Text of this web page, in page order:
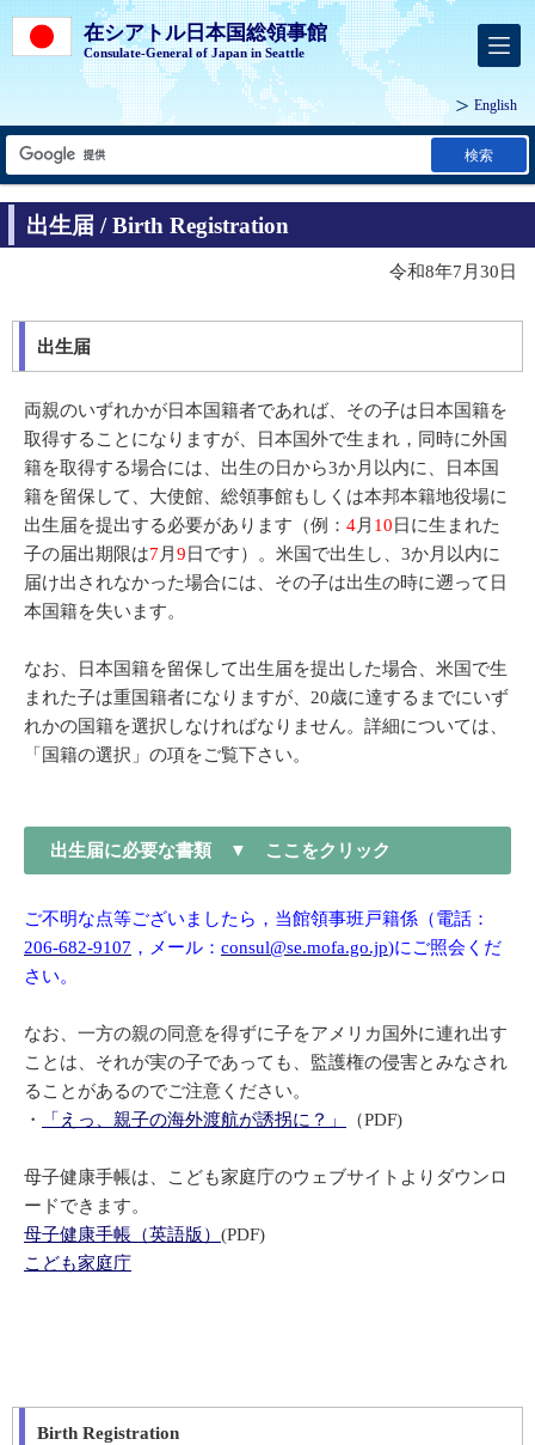
在シアトル日本国総領事館
Consulate-General of Japan in Seattle
English
検索
出生届 / Birth Registration
令和8年7月30日
出生届
両親のいずれかが日本国籍者であれば、その子は日本国籍を
取得することになりますが、日本国外で生まれ，同時に外国
籍を取得する場合には、出生の日から3か月以内に、日本国
籍を留保して、大使館、総領事館もしくは本邦本籍地役場に
出生届を提出する必要があります（例： 4月 10 日に生まれた
子の届出期限は7月 9 日です）。米国で出生し、3か月以内に
届け出されなかった場合には、その子は出生の時に遡って日
本国籍を失います。
なお、日本国籍を留保して出生届を提出した場合、米国で生
まれた子は重国籍者になりますが、20歳に達するまでにいず
れかの国籍を選択しなければなりません。詳細については、
「国籍の選択」の項をご覧下さい。
出生届に必要な書類 ▼ ここをクリック
ご不明な点等ございましたら，当館領事班戸籍係（電話：
206-682-9107 ，メール： consul@se.mofa.go.jp)にご照会くだ
さい。
なお、一方の親の同意を得ずに子をアメリカ国外に連れ出す
ことは、それが実の子であっても、監護権の侵害とみなされ
ることがあるのでご注意ください。
・
「えっ、親子の海外渡航が誘拐に？」 （PDF)
母子健康手帳は、こども家庭庁のウェブサイトよりダウンロ
ードできます。
母子健康手帳（英語版） (PDF)
こども家庭庁
Birth Registration